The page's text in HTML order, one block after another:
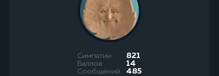
Симпатии 821
Баллов 14
Сообщений 485